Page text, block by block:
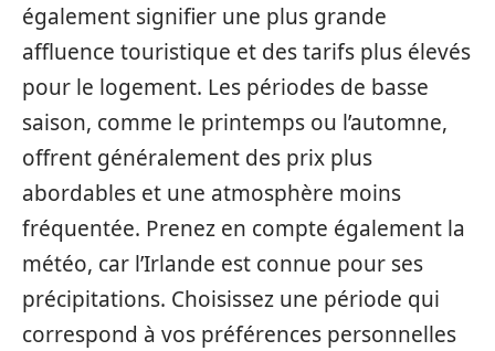
également signifier une plus grande
affluence touristique et des tarifs plus élevés
pour le logement. Les périodes de basse
saison, comme le printemps ou l’automne,
offrent généralement des prix plus
abordables et une atmosphère moins
fréquentée. Prenez en compte également la
météo, car l’Irlande est connue pour ses
précipitations. Choisissez une période qui
correspond à vos préférences personnelles